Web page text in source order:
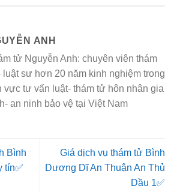
ANH
tử Nguyễn Anh: chuyên viên thám
luật sư hơn 20 năm kinh nghiệm trong
vực tư vấn luật- thám tử hôn nhân gia
an ninh bảo vệ tại Việt Nam
Bình
tín✅
Giá dịch vụ thám tử Bình
Dương Dĩ An Thuận An Thủ
Dầu 1✅